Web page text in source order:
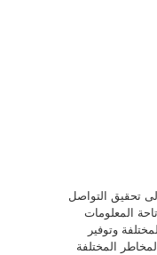
تحقيق التواصل
المعلومات
وتوفير
المختلفة